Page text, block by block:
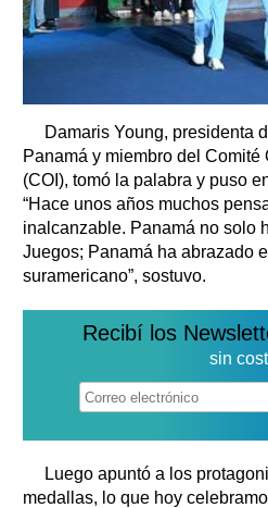
Damaris Young, presidenta
Panamá y miembro del Comité
(COI), tomó la palabra y puso
“Hace unos años muchos
inalcanzable. Panamá no solo
Juegos; Panamá ha abrazado
suramericano”, sostuvo.
Recibí los
sin
Luego apuntó a los
medallas, lo que hoy